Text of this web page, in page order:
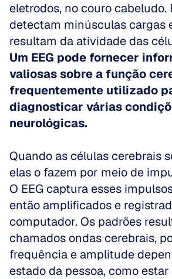
eletrodos, no couro cabeludo.
detectam minúsculas cargas
Um EEG pode fornecer
valiosas sobre a função
frequentemente utilizado
diagnosticar várias
neurológicas.
Quando as células cerebrais
elas o fazem por meio de
O EEG captura esses
então amplificados e
computador. Os padrões
chamados ondas cerebrais,
frequência e amplitude
estado da pessoa, como